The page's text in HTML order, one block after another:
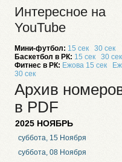
Интересное на
YouTube
Мини-футбол: 15 сек
30 сек
Баскетбол в РК: 15 сек
30 сек
Фитнес в РК: Ежова 15 сек
30 сек
Архив
в PDF
2025 НОЯБРЬ
суббота, 15 Ноября
суббота, 08 Ноября